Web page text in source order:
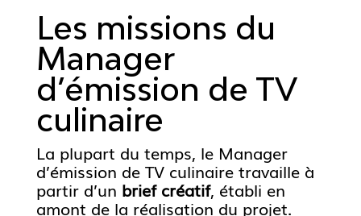
Les missions du
Manager
d’émission de TV
culinaire
La plupart du temps, le Manager
d’émission de TV culinaire travaille à
partir d’un brief créatif, établi en
amont de la réalisation du projet.